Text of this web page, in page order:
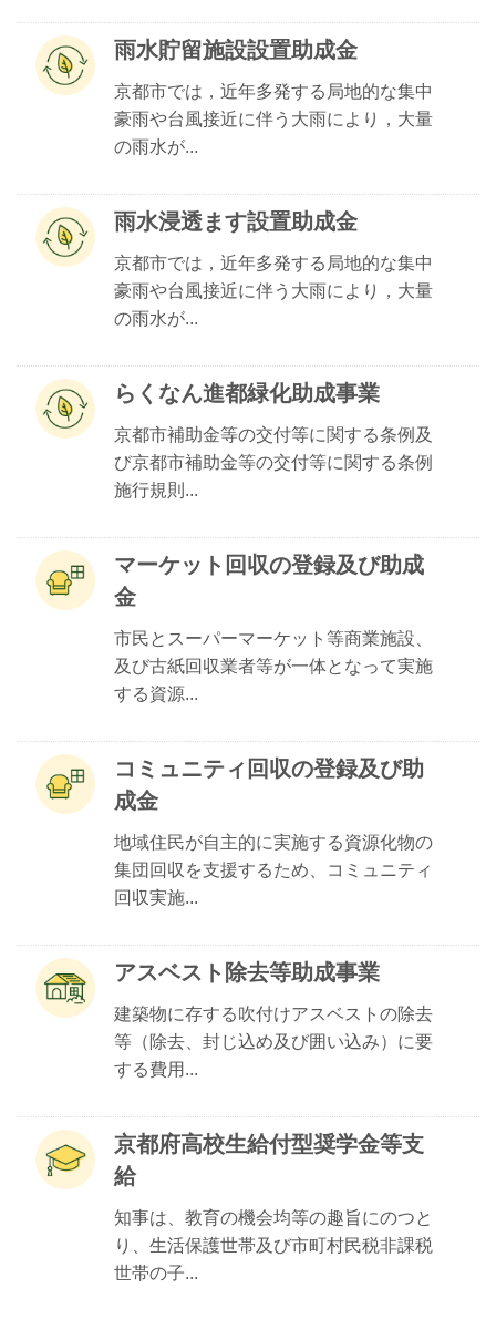
雨水貯留施設設置助成金
京都市では，近年多発する局地的な集中
豪雨や台風接近に伴う大雨により，大量
の雨水が...
雨水浸透ます設置助成金
京都市では，近年多発する局地的な集中
豪雨や台風接近に伴う大雨により，大量
の雨水が...
らくなん進都緑化助成事業
京都市補助金等の交付等に関する条例及
び京都市補助金等の交付等に関する条例
施行規則...
マーケット回収の登録及び助成
金
市民とスーパーマーケット等商業施設、
及び古紙回収業者等が一体となって実施
する資源...
コミュニティ回収の登録及び助
成金
地域住民が自主的に実施する資源化物の
集団回収を支援するため、コミュニティ
回収実施...
アスベスト除去等助成事業
建築物に存する吹付けアスベストの除去
等（除去、封じ込め及び囲い込み）に要
する費用...
京都府高校生給付型奨学金等支
給
知事は、教育の機会均等の趣旨にのつと
り、生活保護世帯及び市町村民税非課税
世帯の子...